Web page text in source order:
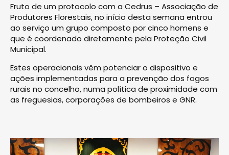
Fruto de um protocolo com a Cedrus – Associação de
Produtores Florestais, no início desta semana entrou
ao serviço um grupo composto por cinco homens e
que é coordenado diretamente pela Proteção Civil
Municipal.
Estes operacionais vêm potenciar o dispositivo e
ações implementadas para a prevenção dos fogos
rurais no concelho, numa política de proximidade com
as freguesias, corporações de bombeiros e GNR.